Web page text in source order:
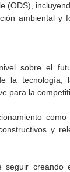
(ODS),
ambiental y
sobre el
la tecnología,
para la
y
creando